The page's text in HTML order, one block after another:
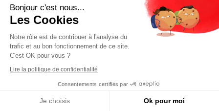
Bonjour c'est nous...
Les Cookies
Notre rôle est de contribuer à l'analyse du
trafic et au bon fonctionnement de ce site.
C'est OK pour vous ?
Lire la politique de confidentialité
Consentements certifiés par
Je choisis Ok pour moi